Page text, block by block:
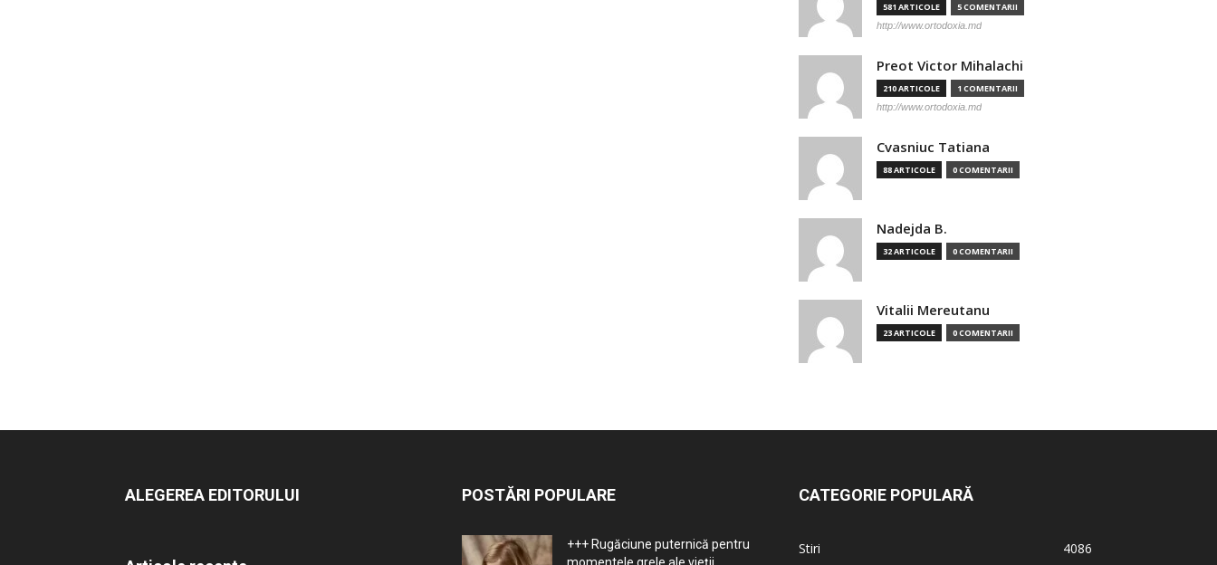
581 ARTICOLE 5 COMENTARII
http://www.ortodoxia.md
Preot Victor Mihalachi
210 ARTICOLE 1 COMENTARII
http://www.ortodoxia.md
Cvasniuc Tatiana
88 ARTICOLE 0 COMENTARII
Nadejda B.
32 ARTICOLE 0 COMENTARII
Vitalii Mereutanu
23 ARTICOLE 0 COMENTARII
ALEGEREA EDITORULUI POSTĂRI POPULARE
+++ Rugăciune puternică pentru
CATEGORIE POPULARĂ
Stiri
4086